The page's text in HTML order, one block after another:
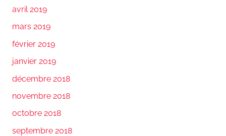
avril 2019
mars 2019
février 2019
janvier 2019
décembre 2018
novembre 2018
octobre 2018
septembre 2018